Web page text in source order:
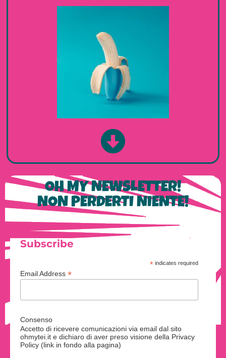
OH MY NEWSLETTER!
NON PERDERTI NIENTE!
Subscribe
* indicates required
Email Address *
Consenso
Accetto di ricevere comunicazioni via email dal sito
ohmytei.it e dichiaro di aver preso visione della Privacy
Policy (link in fondo alla pagina)